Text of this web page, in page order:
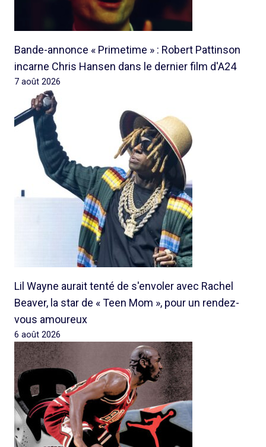
Bande-annonce « Primetime » : Robert Pattinson
incarne Chris Hansen dans le dernier film d'A24
7 août 2026
Lil Wayne aurait tenté de s'envoler avec Rachel
Beaver, la star de « Teen Mom », pour un rendez-
vous amoureux
6 août 2026